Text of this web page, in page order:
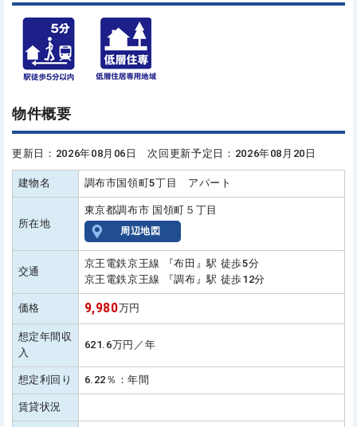
物件概要
更新日：2026年08月06日 次回更新予定日：2026年08月20日
建物名 調布市国領町5丁目 アパート
所在地
東京都調布市 国領町５丁目
周辺地図
交通
京王電鉄京王線 『布田』駅 徒歩5分
京王電鉄京王線 『調布』駅 徒歩12分
価格 9,980万円
想定年間収
入
621.6万円／年
想定利回り 6.22％：年間
賃貸状況